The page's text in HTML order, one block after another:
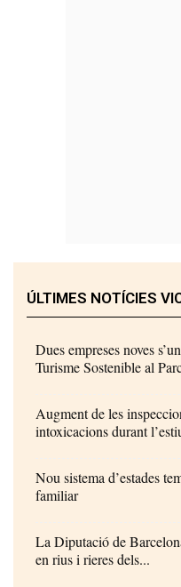
ÚLTIMES NOTÍCIES
Dues empreses noves
Turisme Sostenible al
Augment de les
intoxicacions durant
Nou sistema d’estades
familiar
La Diputació de
en rius i rieres dels...